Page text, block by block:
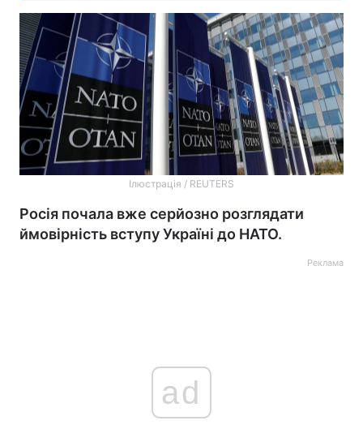
Ілюстрація / REUTERS
Росія почала вже серйозно розглядати
ймовірність вступу Україні до НАТО.
Реклама
ad